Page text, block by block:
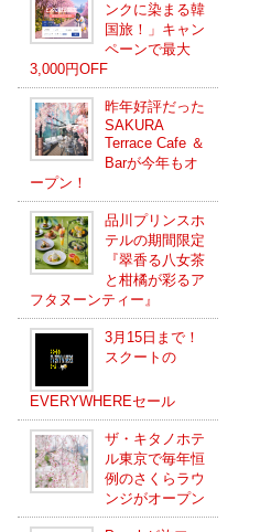
ンクに染まる韓
国旅！」キャン
ペーンで最大
3,000円OFF
昨年好評だった
SAKURA
Terrace Cafe ＆
Barが今年もオ
ープン！
品川プリンスホ
テルの期間限定
『翠香る八女茶
と柑橘が彩るア
フタヌーンティー』
3月15日まで！
スクートの
EVERYWHEREセール
ザ・キタノホテ
ル東京で毎年恒
例のさくらラウ
ンジがオープン